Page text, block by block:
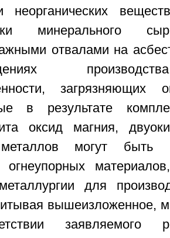
неорганических
минерального
отвалами на
загрязняющих
в результате
оксид магния,
могут быть
огнеупорных
для
вышеизложенное,
заявляемого